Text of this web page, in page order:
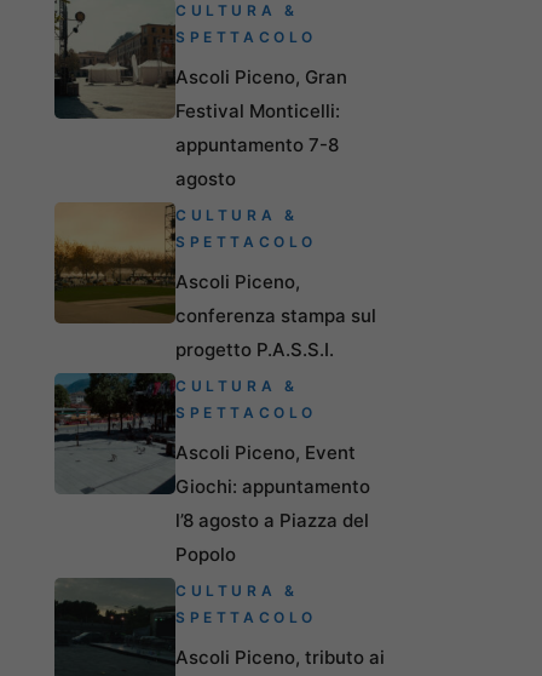
CULTURA &
SPETTACOLO
Ascoli Piceno, Gran
Festival Monticelli:
appuntamento 7-8
agosto
CULTURA &
SPETTACOLO
Ascoli Piceno,
conferenza stampa sul
progetto P.A.S.S.I.
CULTURA &
SPETTACOLO
Ascoli Piceno, Event
Giochi: appuntamento
l’8 agosto a Piazza del
Popolo
CULTURA &
SPETTACOLO
Ascoli Piceno, tributo ai